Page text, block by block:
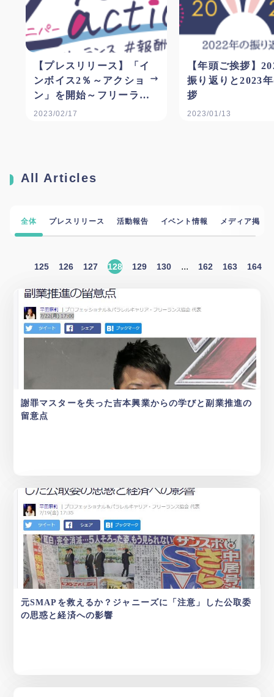
【プレスリリース】「イ
ンボイス2％～アクショ
ン」を開始～フリーラン
スの報酬適正化に向けた
2023/02/17
【年頭ご挨拶】
振り返りと2023
拶
2023/01/13
All Articles
全体 プレスリリース 活動報告 イベント情報 メディア掲載
125 126 127 128 129 130 ... 162 163 164
謝罪マスターを失った吉本興業からの学びと副業推進の
留意点
元SMAPを救えるか？ジャニーズに「注意」した公取委
の思惑と経済への影響